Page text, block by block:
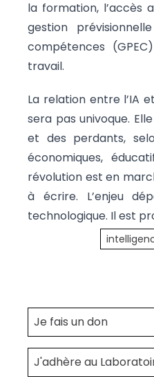
la formation, l’accès
gestion
compétences
travail.
La relation entre l’IA
sera pas univoque.
et des perdants,
économiques,
révolution est en
à écrire. L’enjeu
technologique. Il est
Je fais un don
J'adhère au